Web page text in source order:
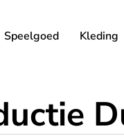
Speelgoed Kleding